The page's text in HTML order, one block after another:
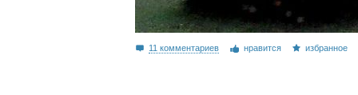
11 комментариев нравится избранное